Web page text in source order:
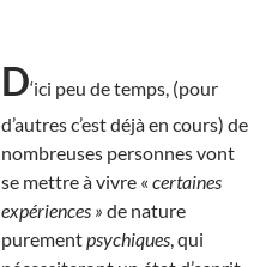
D‘ici peu de temps, (pour
d’autres c’est déjà en cours) de
nombreuses personnes vont
se mettre à vivre « certaines
expériences » de nature
purementpsychiques , qui